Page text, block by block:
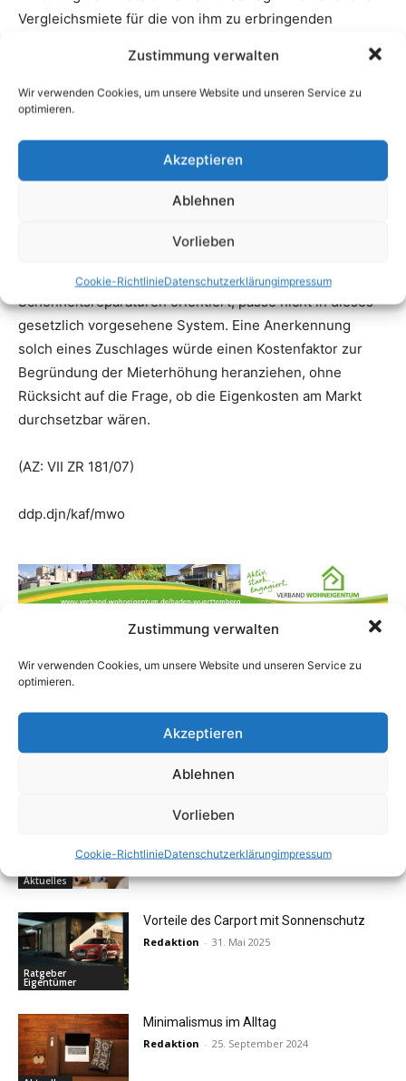
Zustimmung verwalten
Wir verwenden Cookies, um unsere Website und unseren Service zu
optimieren.
Akzeptieren
Ablehnen
Vorlieben
Cookie-RichtlinieDatenschutzerklärungimpressum